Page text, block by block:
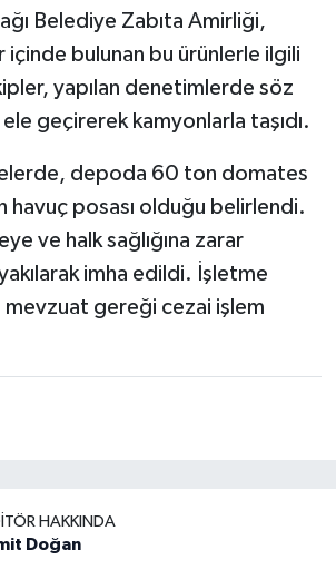
Belediye Zabıta Amirliği,
bulunan bu ürünlerle ilgili
yapılan denetimlerde söz
ele geçirerek kamyonlarla taşıdı.
depoda 60 ton domates
havuç posası olduğu belirlendi.
ve halk sağlığına zarar
imha edildi. İşletme
mevzuat gereği cezai işlem
HAKKINDA
Doğan